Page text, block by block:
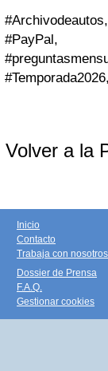
#PayPal,
Volver a la
Inicio
Contacto
Trabaja con nosotros
Dossier de Prensa
F.A.Q.
Gestionar cookies